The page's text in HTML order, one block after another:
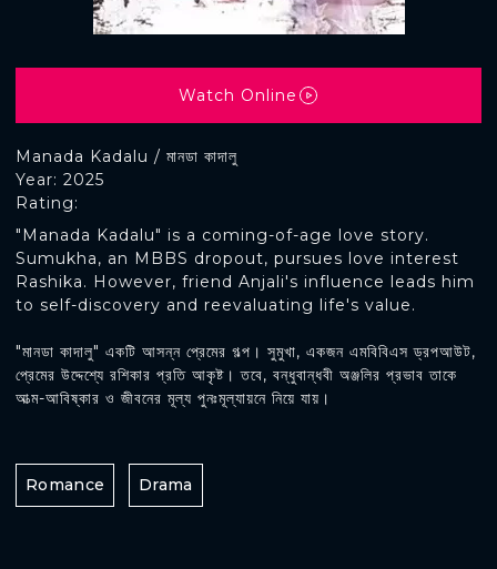
Manada Kadalu / মানডা কাদালু
Rating:
Year: 2025
"Manada Kadalu" is a coming-of-age love story.
Sumukha, an MBBS dropout, pursues love interest
Rashika. However, friend Anjali's influence leads him
to self-discovery and reevaluating life's value.
"মানডা কাদালু" একটি আসন্ন প্রেমের গল্প। সুমুখা, একজন এমবিবিএস ড্রপআউট,
প্রেমের উদ্দেশ্যে রশিকার প্রতি আকৃষ্ট। তবে, বন্ধুবান্ধবী অঞ্জলির প্রভাব তাকে
আত্ম-আবিষ্কার ও জীবনের মূল্য পুনঃমূল্যায়নে নিয়ে যায়।
Watch Online
Romance Drama